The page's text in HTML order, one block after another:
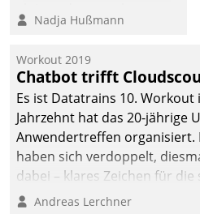
methodisch
Quartier. Dazwischen
zeigte Datatrain, was es
Neues zu bieten hat.
Nadja Hußmann
Workout 2019
Chatbot trifft
Es ist Datatrains 10. Workout
Jahrzehnt hat das 20-jährige
Anwendertreffen organisiert.
haben sich verdoppelt,
dabei – klares Zeichen für
Fokussierung auf den Kunden.
Andreas Lerchner